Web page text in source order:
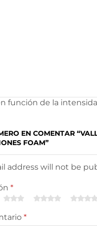
función de la
EN COMENTAR
FOAM”
address will not be
*
*